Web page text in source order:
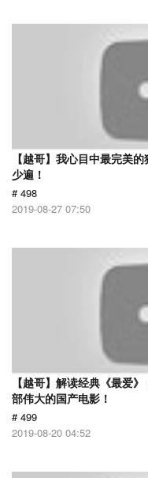
【越哥】我心目中最完美
少遍！
# 498
2019-08-27 07:50
【越哥】解读经典《最爱
部伟大的国产电影！
# 499
2019-08-20 04:52